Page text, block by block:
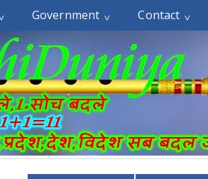
Government Contact